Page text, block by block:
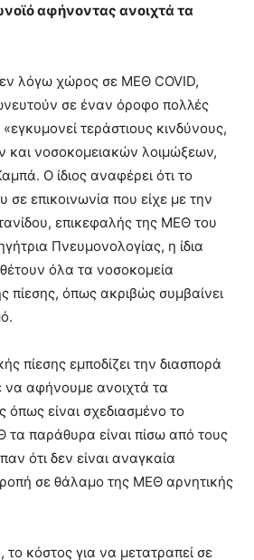
αφήνοντας ανοιχτά τα
εν λόγω χώρος σε ΜΕΘ COVID,
σε έναν όροφο πολλές
«εγκυμονεί τεράστιους κινδύνους,
και νοσοκομειακών λοιμώξεων,
Ο ίδιος αναφέρει ότι το
σε επικοινωνία που είχε με την
επικεφαλής της ΜΕΘ του
Πνευμονολογίας, η ίδια
όλα τα νοσοκομεία
πίεσης, όπως ακριβώς συμβαίνει
πίεσης εμποδίζει την διασπορά
να αφήνουμε ανοιχτά τα
είναι σχεδιασμένο το
τα παράθυρα είναι πίσω από τους
ότι δεν είναι αναγκαία
σε θάλαμο της ΜΕΘ αρνητικής
το κόστος για να μετατραπεί σε